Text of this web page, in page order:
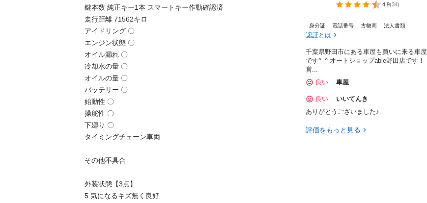
鍵本数 純正キー1本 スマートキー作動確認済
走行距離 71562キロ
アイドリング 〇
エンジン状態 〇
オイル漏れ 〇
冷却水の量 〇
オイルの量 〇
バッテリー 〇
始動性 〇
操舵性 〇
下廻り 〇
タイミングチェーン車両
その他不具合
外装状態【3点】
5 気になるキズ無く良好
4.9(34)
身分証 電話番号 古物商 法人書類
認証とは
千葉県野田市にある車屋も買いに来る車屋
です^_^ オートショップable野田店です！
営...
良い
車屋
良い
いいてんき
ありがとうございました♪
評価をもっと見る